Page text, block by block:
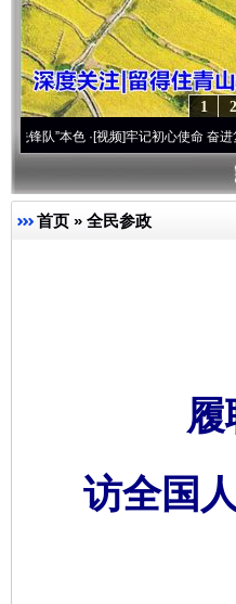
2
1
·[视频]牢记初心使命 奋进复兴征程
首页 » 全民参政
访全国